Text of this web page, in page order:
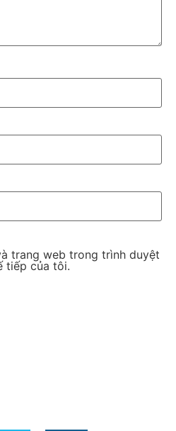
trang web trong trình duyệt
tiếp của tôi.